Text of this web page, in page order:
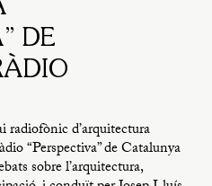
DE
radiofònic d’arquitectura
“Perspectiva” de Catalunya
sobre l’arquitectura,